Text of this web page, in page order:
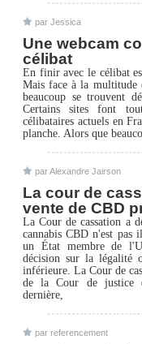
par Jessica
Une webcam
célibat
En finir avec le célibat
Mais face à la multitude
beaucoup se trouvent
Certains sites font
célibataires actuels en
planche. Alors que
par Alexandre Jairson
La cour de
vente de CBD
La Cour de cassation a
cannabis CBD n'est pas
un État membre de
décision sur la légalité
inférieure. La Cour de
de la Cour de justice
dernière,
par referencement